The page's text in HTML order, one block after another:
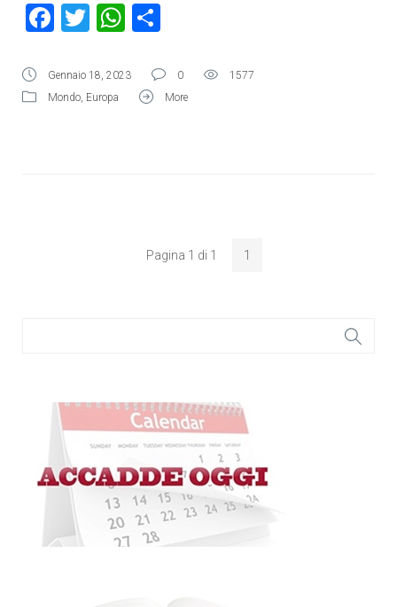
Facebook
TwitterWhatsApp
Gennaio 18, 2023 0
1577
Mondo, Europa More
Pagina 1 di 1 1